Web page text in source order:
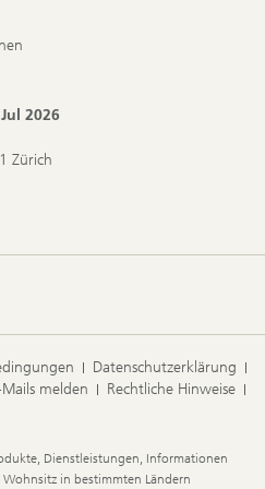
2026
Zürich
Datenschutzerklärung
melden
Rechtliche Hinweise
Dienstleistungen, Informationen
in bestimmten Ländern